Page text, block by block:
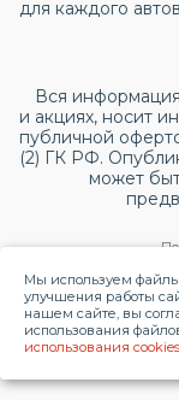
для каждого
Вся
и акциях, носит
публичной
(2) ГК РФ.
может
Мы используем
улучшения работы
нашем сайте, вы
использования
использования cookies